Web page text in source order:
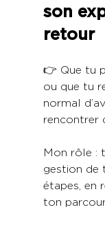
son
retour
👉 Que tu
ou que tu
normal
rencontrer
Mon rôle :
gestion de
étapes, en
ton